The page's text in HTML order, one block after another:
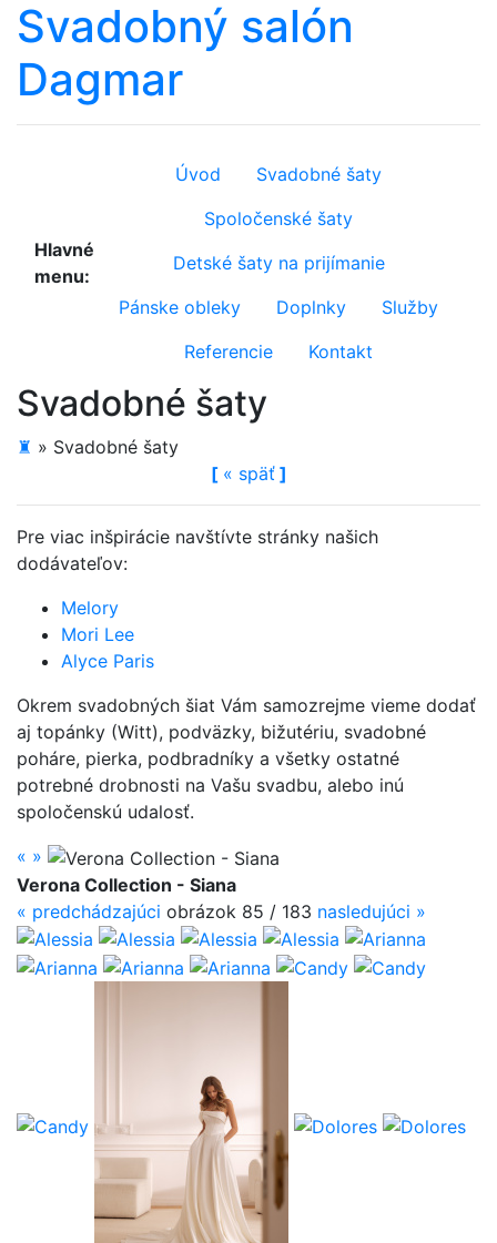
Svadobný salón
Dagmar
Hlavné
menu:
Úvod
Svadobné šaty
Spoločenské šaty
Detské šaty na prijímanie
Pánske obleky
Doplnky
Služby
Referencie
Kontakt
Svadobné šaty
♜ » Svadobné šaty
[ « späť]
Pre viac inšpirácie navštívte stránky našich
dodávateľov:
Melory
Mori Lee
Alyce Paris
Okrem svadobných šiat Vám samozrejme vieme dodať
aj topánky (Witt), podväzky, bižutériu, svadobné
poháre, pierka, podbradníky a všetky ostatné
potrebné drobnosti na Vašu svadbu, alebo inú
spoločenskú udalosť.
« »
Verona Collection - Siana
« predchádzajúci obrázok 85 / 183 nasledujúci »